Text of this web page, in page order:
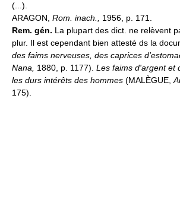
(...).
ARAGON, Rom. inach., 1956, p. 171.
Rem. gén. La plupart des dict. ne relèvent
plur. Il est cependant bien attesté ds la
des faims nerveuses, des caprices
Nana, 1880, p. 1177). Les faims d'argent et
les durs intérêts des hommes (MALÈGUE,
175).